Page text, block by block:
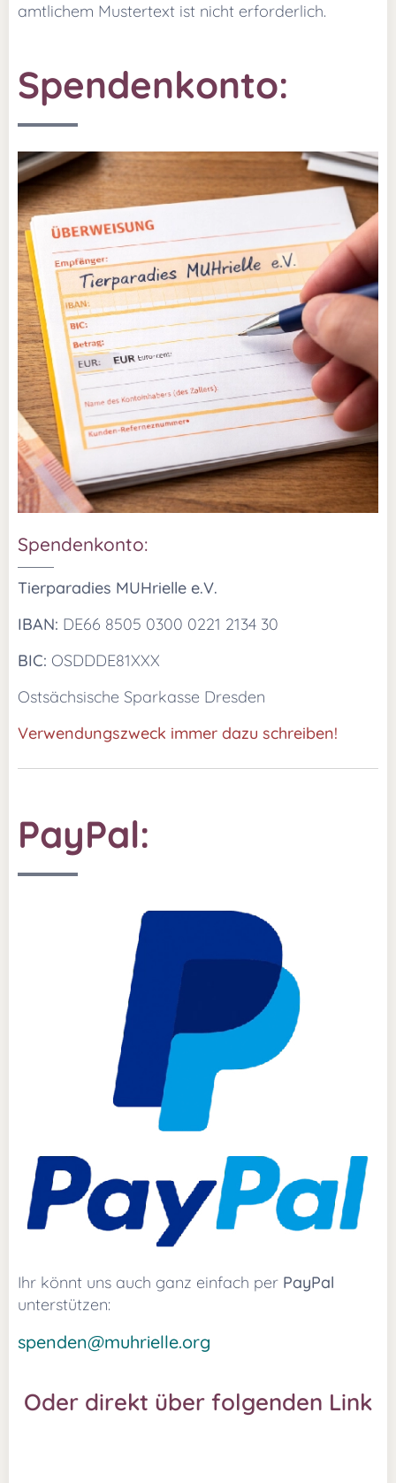
amtlichem Mustertext ist nicht erforderlich.
Spendenkonto:
Spendenkonto:
Tierparadies MUHrielle e.V.
IBAN: DE66 8505 0300 0221 2134 30
BIC: OSDDDE81XXX
Ostsächsische Sparkasse Dresden
Verwendungszweck immer dazu schreiben!
PayPal:
Ihr könnt uns auch ganz einfach per PayPal
unterstützen:
spenden@muhrielle.org
Oder direkt über folgenden Link